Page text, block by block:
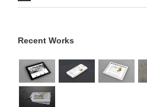
Recent Works